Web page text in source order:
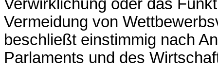
Verwirklichung oder das
Vermeidung von
beschließt einstimmig nach
Parlaments und des